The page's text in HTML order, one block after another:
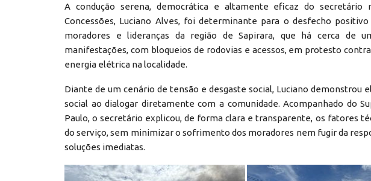
A condução serena, democrática e altamente eficaz do secretário
Concessões, Luciano Alves, foi determinante para o desfecho
moradores e lideranças da região de Sapirara, que há cerca de
manifestações, com bloqueios de rodovias e acessos, em protesto
energia elétrica na localidade.
Diante de um cenário de tensão e desgaste social, Luciano demonstrou
social ao dialogar diretamente com a comunidade. Acompanhado do
Paulo, o secretário explicou, de forma clara e transparente, os fatores
do serviço, sem minimizar o sofrimento dos moradores nem fugir da
soluções imediatas.